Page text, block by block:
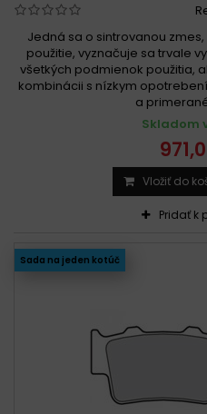
Jedná sa o sintrovanou
použitie, vyznačuje sa trvale
všetkých podmienok použitia,
kombinácii s nízkym
a
Skladom
Vložiť do
Pridať k
Sada na jeden kotúč